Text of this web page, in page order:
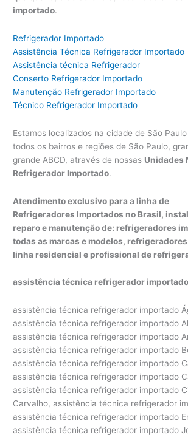
importado.
Refrigerador Importado
Assistência Técnica Refrigerador Importado
Assistência técnica Refrigerador
Conserto Refrigerador Importado
Manutenção Refrigerador Importado
Técnico Refrigerador Importado
Estamos localizados na cidade de São
todos os bairros e regiões de São Paulo,
grande ABCD, através de nossas Unidades
Refrigerador Importado.
Atendimento exclusivo para a linha de
Refrigeradores Importados no Brasil,
reparo e manutenção de: refrigeradores
todas as marcas e modelos,
linha residencial e profissional de
assistência técnica refrigerador
assistência técnica refrigerador importado
assistência técnica refrigerador importado
assistência técnica refrigerador importado
assistência técnica refrigerador importado
assistência técnica refrigerador importado
assistência técnica refrigerador importado
assistência técnica refrigerador importado
Carvalho, assistência técnica refrigerador
assistência técnica refrigerador importado
assistência técnica refrigerador importado